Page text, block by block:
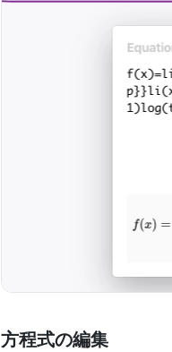
方程式の編集